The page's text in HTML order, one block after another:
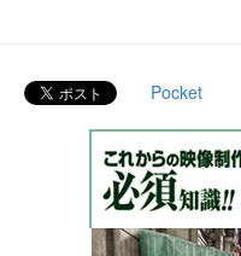
Pocket